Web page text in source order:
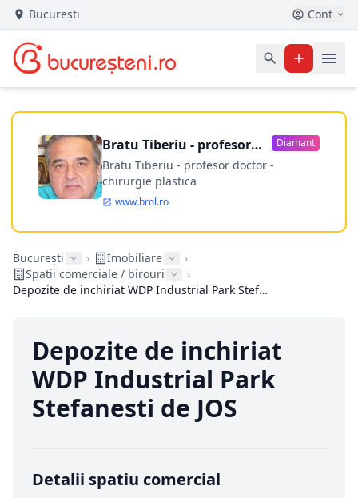
București Cont
Bratu Tiberiu - profesor
doctor
Diamant
Bratu Tiberiu - profesor doctor -
chirurgie plastica
www.brol.ro
București › Imobiliare
›
Spatii comerciale / birouri
›
Depozite de inchiriat WDP Industrial Park Stefanesti de JOS
Depozite de inchiriat
WDP Industrial Park
Stefanesti de JOS
Detalii spatiu comercial